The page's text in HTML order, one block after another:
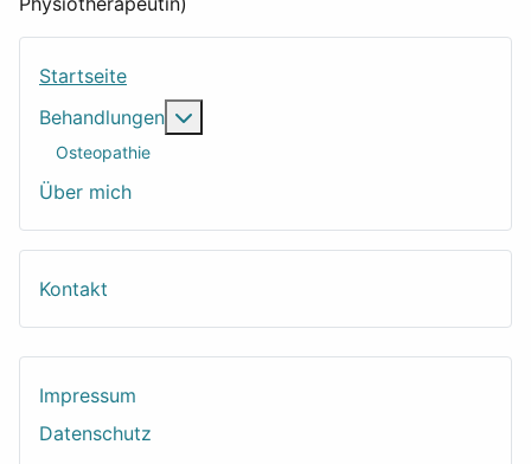
Startseite
Behandlungen
Osteopathie
Über mich
Kontakt
Impressum
Datenschutz